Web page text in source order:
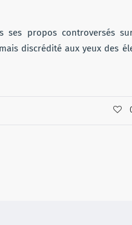
propos controversés
discrédité aux yeux des